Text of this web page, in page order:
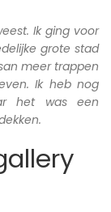
Ik ging voor
grote stad
meer trappen
Ik heb nog
het was een